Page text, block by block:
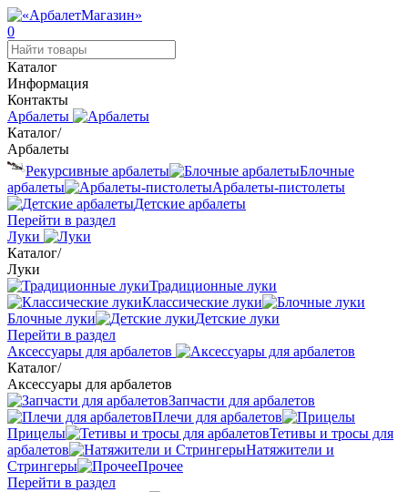
0
Каталог
Информация
Контакты
Арбалеты
Каталог/
Арбалеты
Рекурсивные арбалеты
Блочные
арбалеты
Арбалеты-пистолеты
Детские арбалеты
Перейти в раздел
Луки
Каталог/
Луки
Традиционные луки
Классические луки
Блочные луки
Детские луки
Перейти в раздел
Аксессуары для арбалетов
Каталог/
Аксессуары для арбалетов
Запчасти для арбалетов
Плечи для арбалетов
Прицелы
Тетивы и тросы для
арбалетов
Натяжители и
Стрингеры
Прочее
Перейти в раздел